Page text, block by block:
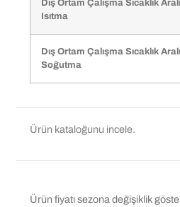
Dış Ortam Çalışma Sıcaklık
Isıtma
Dış Ortam Çalışma Sıcaklık
Soğutma
Ürün kataloğunu incele.
Ürün fiyatı sezona değişiklik